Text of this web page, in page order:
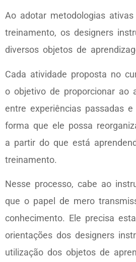
Ao adotar metodologias
treinamento, os designers
diversos objetos de
Cada atividade proposta no
o objetivo de proporcionar ao
entre experiências passadas
forma que ele possa
a partir do que está
treinamento.
Nesse processo, cabe ao
que o papel de mero
conhecimento. Ele precisa
orientações dos designers
utilização dos objetos de